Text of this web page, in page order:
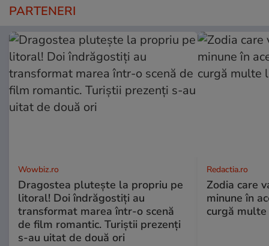
PARTENERI
Wowbiz.ro
Dragostea plutește la propriu pe
litoral! Doi îndrăgostiți au
transformat marea într-o scenă
de film romantic. Turiștii prezenți
s-au uitat de două ori
Redactia.ro
Zodia care
minune în
curgă